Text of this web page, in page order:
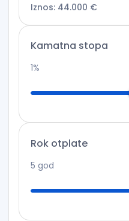
Iznos: 44.000 €
Kamatna stopa
1%
Rok otplate
5 god